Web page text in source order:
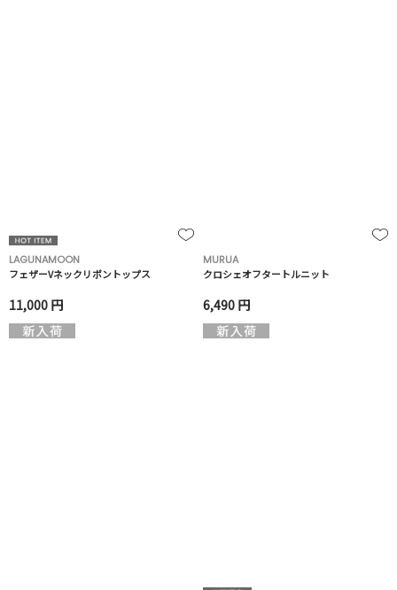
LAGUNAMOON
フェザーVネックリボントップス
11,000 円
MURUA
クロシェオフタートルニット
6,490 円